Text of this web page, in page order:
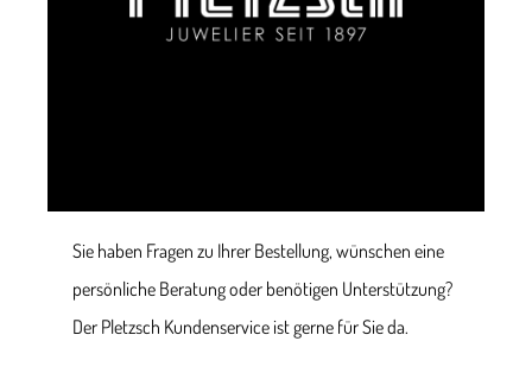
Sie haben Fragen zu Ihrer Bestellung, wünschen eine
persönliche Beratung oder benötigen Unterstützung?
Der Pletzsch Kundenservice ist gerne für Sie da.